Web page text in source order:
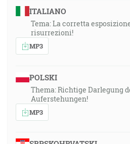
ITALIANO
Tema: La corretta
risurrezioni!
MP3
POLSKI
Thema: Richtige Darlegung
Auferstehungen!
MP3